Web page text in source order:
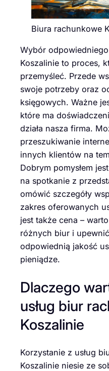
Biura rachunkowe
Wybór
Koszalinie to proces,
przemyśleć. Przede
swoje potrzeby oraz
księgowych. Ważne
które ma
działa nasza firma.
przeszukiwanie
innych klientów na
Dobrym pomysłem
na spotkanie z
omówić szczegóły
zakres oferowanych
jest także cena –
różnych biur i
odpowiednią jakość
pieniądze.
Dlaczego
usług biur
Koszalinie
Korzystanie z usług
Koszalinie niesie ze